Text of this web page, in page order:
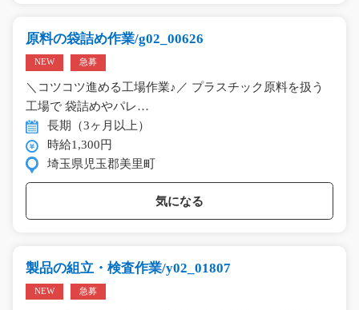
原料の袋詰め作業/g02_00626
NEW 急募
＼コツコツ進める工場作業♪／ プラスチック原料を扱う
工場で 袋詰めやパレ…
長期（3ヶ月以上）
時給1,300円
埼玉県児玉郡美里町
気になる
製品の組立・検査作業/y02_01807
NEW 急募